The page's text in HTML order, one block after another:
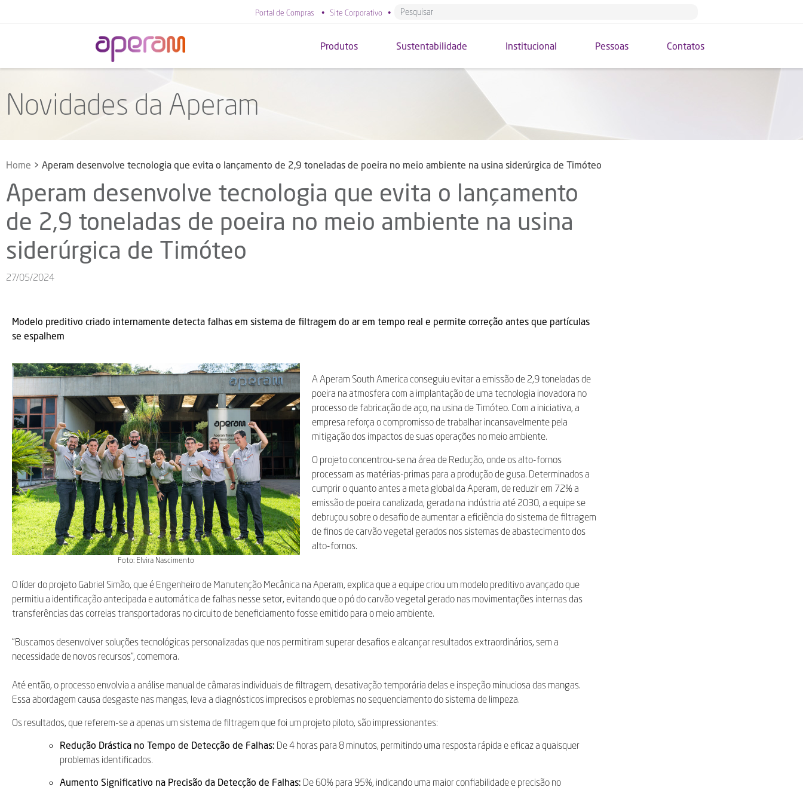
Portal de Compras • Site Corporativo •
Produtos Sustentabilidade Institucional Pessoas Contatos
Novidades da Aperam
Home > Aperam desenvolve tecnologia que evita o lançamento de 2,9 toneladas de poeira no meio ambiente na usina siderúrgica de Timóteo
Aperam desenvolve tecnologia que evita o lançamento
de 2,9 toneladas de poeira no meio ambiente na usina
siderúrgica de Timóteo
27/05/2024
Modelo preditivo criado internamente detecta falhas em sistema de filtragem do ar em tempo real e permite correção antes que partículas
se espalhem
Foto: Elvira Nascimento
A Aperam South America conseguiu evitar a emissão de 2,9 toneladas de
poeira na atmosfera com a implantação de uma tecnologia inovadora no
processo de fabricação de aço, na usina de Timóteo. Com a iniciativa, a
empresa reforça o compromisso de trabalhar incansavelmente pela
mitigação dos impactos de suas operações no meio ambiente.
O projeto concentrou-se na área de Redução, onde os alto-fornos
processam as matérias-primas para a produção de gusa. Determinados a
cumprir o quanto antes a meta global da Aperam, de reduzir em 72% a
emissão de poeira canalizada, gerada na indústria até 2030, a equipe se
debruçou sobre o desafio de aumentar a eficiência do sistema de filtragem
de finos de carvão vegetal gerados nos sistemas de abastecimento dos
alto-fornos.
O líder do projeto Gabriel Simão, que é Engenheiro de Manutenção Mecânica na Aperam, explica que a equipe criou um modelo preditivo avançado que
permitiu a identificação antecipada e automática de falhas nesse setor, evitando que o pó do carvão vegetal gerado nas movimentações internas das
transferências das correias transportadoras no circuito de beneficiamento fosse emitido para o meio ambiente.
“Buscamos desenvolver soluções tecnológicas personalizadas que nos permitiram superar desafios e alcançar resultados extraordinários, sem a
necessidade de novos recursos”, comemora.
Até então, o processo envolvia a análise manual de câmaras individuais de filtragem, desativação temporária delas e inspeção minuciosa das mangas.
Essa abordagem causa desgaste nas mangas, leva a diagnósticos imprecisos e problemas no sequenciamento do sistema de limpeza.
Os resultados, que referem-se a apenas um sistema de filtragem que foi um projeto piloto, são impressionantes:
Redução Drástica no Tempo de Detecção de Falhas: De 4 horas para 8 minutos, permitindo uma resposta rápida e eficaz a quaisquer
problemas identificados.
Aumento Significativo na Precisão da Detecção de Falhas: De 60% para 95%, indicando uma maior confiabilidade e precisão no